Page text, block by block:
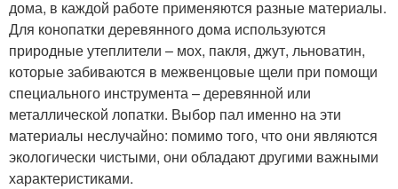
дома, в каждой работе применяются разные материалы.
Для конопатки деревянного дома используются
природные утеплители – мох, пакля, джут, льноватин,
которые забиваются в межвенцовые щели при помощи
специального инструмента – деревянной или
металлической лопатки. Выбор пал именно на эти
материалы неслучайно: помимо того, что они являются
экологически чистыми, они обладают другими важными
характеристиками.